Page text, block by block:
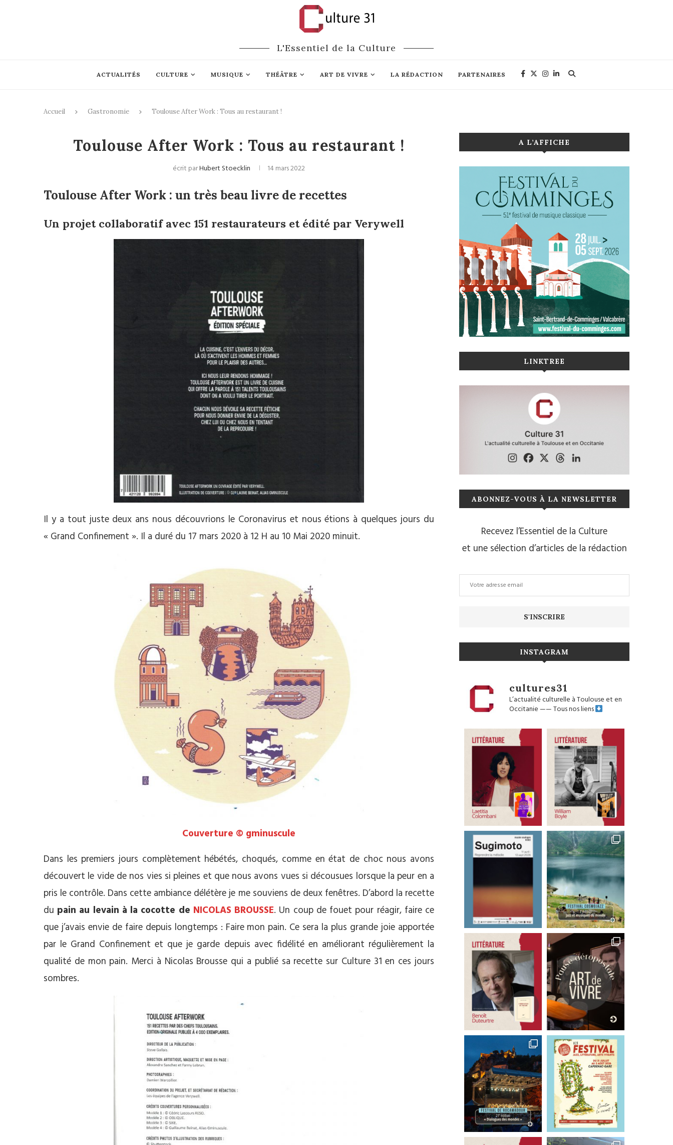
L'Essentiel de la Culture
ACTUALITÉS CULTURE MUSIQUE THÉÂTRE ART DE VIVRE LA RÉDACTION PARTENAIRES
Accueil Gastronomie Toulouse After Work : Tous au restaurant !
Toulouse After Work : Tous au restaurant !
écrit parHubert Stoecklin 14 mars 2022
Toulouse After Work : un très beau livre de recettes
Un projet collaboratif avec 151 restaurateurs et édité par Verywell
Il y a tout juste deux ans nous découvrions le Coronavirus et nous étions à quelques jours du
« Grand Confinement ». Il a duré du 17 mars 2020 à 12 H au 10 Mai 2020 minuit.
Couverture © gminuscule
Dans les premiers jours complètement hébétés, choqués, comme en état de choc nous avons
découvert le vide de nos vies si pleines et que nous avons vues si décousues lorsque la peur en a
pris le contrôle. Dans cette ambiance délétère je me souviens de deux fenêtres. D’abord la recette
du pain au levain à la cocotte de NICOLAS BROUSSE. Un coup de fouet pour réagir, faire ce
que j’avais envie de faire depuis longtemps : Faire mon pain. Ce sera la plus grande joie apportée
par le Grand Confinement et que je garde depuis avec fidélité en améliorant régulièrement la
qualité de mon pain. Merci à Nicolas Brousse qui a publié sa recette sur Culture 31 en ces jours
sombres.
A L’AFFICHE
LINKTREE
ABONNEZ-VOUS À LA NEWSLETTER
Recevez l’Essentiel de la Culture
et une sélection d’articles de la rédaction
INSTAGRAM
cultures31
L’actualité culturelle à Toulouse et en
Occitanie——Tous nos liens